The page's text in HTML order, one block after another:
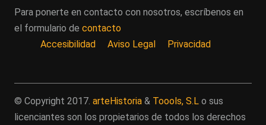
Para ponerte en contacto con nosotros, escríbenos en
el formulario de contacto
Accesibilidad
Aviso Legal Privacidad
© Copyright 2017. arteHistoria & Toools, S.L o sus
licenciantes son los propietarios de todos los derechos